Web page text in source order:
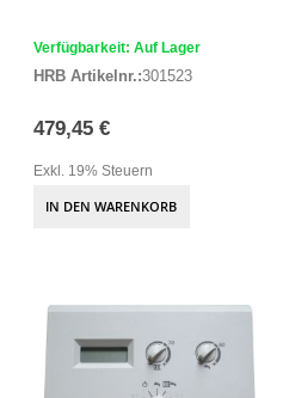
Verfügbarkeit: Auf Lager
HRB Artikelnr.:301523
479,45 €
Exkl. 19% Steuern
IN DEN WARENKORB